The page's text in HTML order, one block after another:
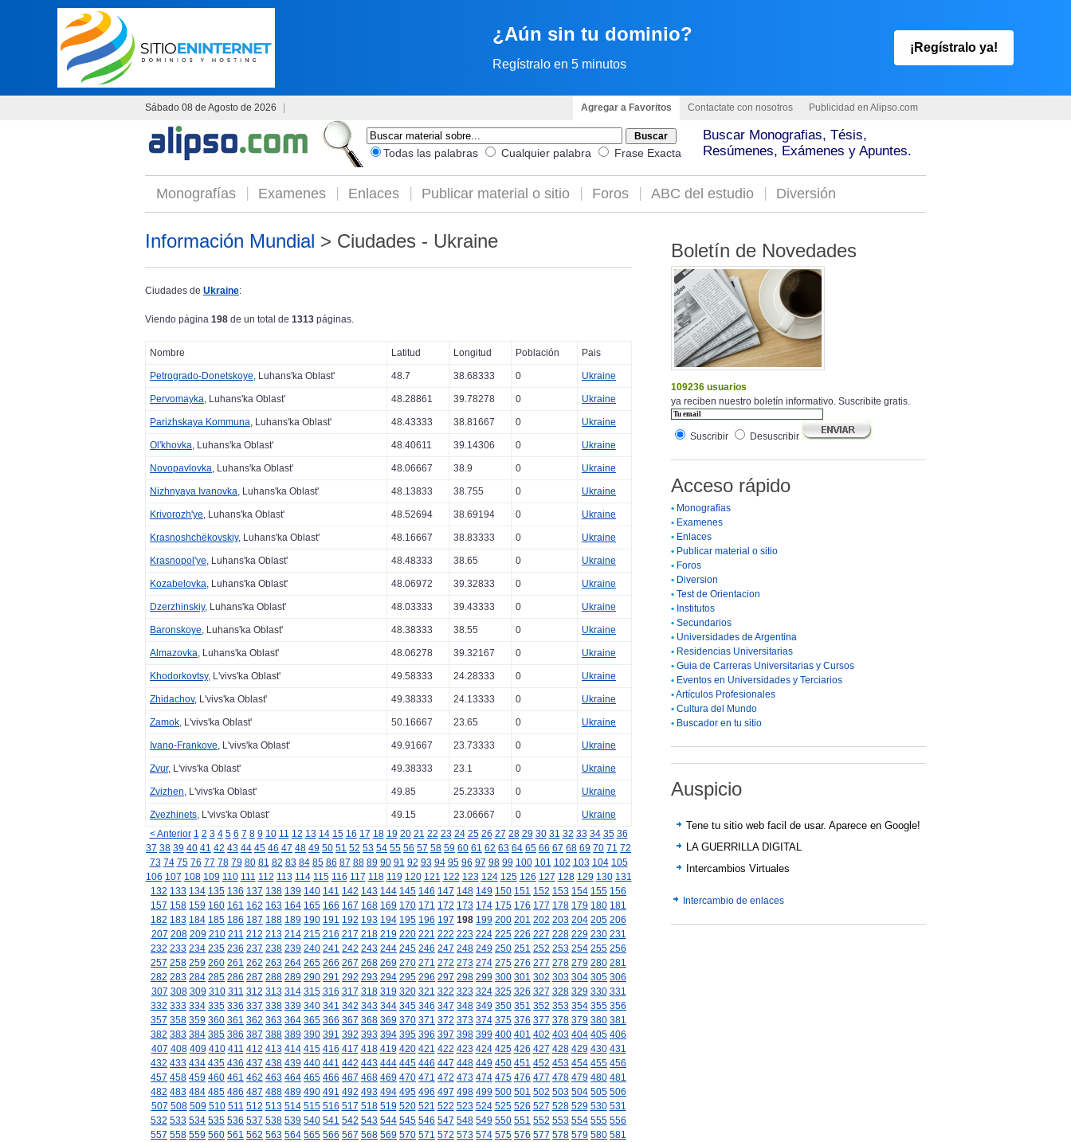
¿Aún sin tu dominio?
Regístralo en 5 minutos
¡Regístralo ya!
Sábado 08 de Agosto de 2026 Agregar a Favoritos Contactate con nosotros Publicidad en Alipso.com
Todas las palabras Cualquier palabra Frase Exacta
Buscar Monografias, Tésis,
Resúmenes, Exámenes y Apuntes.
Monografías Examenes Enlaces Publicar material o sitio Foros ABC del estudio Diversión
Información Mundial > Ciudades - Ukraine
Ciudades de Ukraine:
Viendo página 198 de un total de 1313 páginas.
Nombre Latitud Longitud Población Pais
Petrogrado-Donetskoye, Luhans'ka Oblast' 48.7 38.68333 0 Ukraine
Pervomayka, Luhans'ka Oblast' 48.28861 39.78278 0 Ukraine
Parizhskaya Kommuna, Luhans'ka Oblast' 48.43333 38.81667 0 Ukraine
Ol'khovka, Luhans'ka Oblast' 48.40611 39.14306 0 Ukraine
Novopavlovka, Luhans'ka Oblast' 48.06667 38.9 0 Ukraine
Nizhnyaya Ivanovka, Luhans'ka Oblast' 48.13833 38.755 0 Ukraine
Krivorozh'ye, Luhans'ka Oblast' 48.52694 38.69194 0 Ukraine
Krasnoshchëkovskiy, Luhans'ka Oblast' 48.16667 38.83333 0 Ukraine
Krasnopol'ye, Luhans'ka Oblast' 48.48333 38.65 0 Ukraine
Kozabelovka, Luhans'ka Oblast' 48.06972 39.32833 0 Ukraine
Dzerzhinskiy, Luhans'ka Oblast' 48.03333 39.43333 0 Ukraine
Baronskoye, Luhans'ka Oblast' 48.38333 38.55 0 Ukraine
Almazovka, Luhans'ka Oblast' 48.06278 39.32167 0 Ukraine
Khodorkovtsy, L'vivs'ka Oblast' 49.58333 24.28333 0 Ukraine
Zhidachov, L'vivs'ka Oblast' 49.38333 24.13333 0 Ukraine
Zamok, L'vivs'ka Oblast' 50.16667 23.65 0 Ukraine
Ivano-Frankove, L'vivs'ka Oblast' 49.91667 23.73333 0 Ukraine
Zvur, L'vivs'ka Oblast' 49.38333 23.1 0 Ukraine
Zvizhen, L'vivs'ka Oblast' 49.85 25.23333 0 Ukraine
Zvezhinets, L'vivs'ka Oblast' 49.15 23.06667 0
Ukraine
< Anterior 1 2 3 4 5 6 7 8 9 10 11 12 13 14 15 16 17 18 19 20 21 22 23 24 25 26 27 28 29 30 31 32 33 34 35 36
37 38 39 40 41 42 43 44 45 46 47 48 49 50 51 52 53 54 55 56 57 58 59 60 61 62 63 64 65 66 67 68 69 70 71 72
73 74 75 76 77 78 79 80 81 82 83 84 85 86 87 88 89 90 91 92 93 94 95 96 97 98 99 100 101 102 103 104 105
106 107 108 109 110 111 112 113 114 115 116 117 118 119 120 121 122 123 124 125 126 127 128 129 130 131
132 133 134 135 136 137 138 139 140 141 142 143 144 145 146 147 148 149 150 151 152 153 154 155 156
157 158 159 160 161 162 163 164 165 166 167 168 169 170 171 172 173 174 175 176 177 178 179 180 181
182 183 184 185 186 187 188 189 190 191 192 193 194 195 196 197 198 199 200 201 202 203 204 205 206
207 208 209 210 211 212 213 214 215 216 217 218 219 220 221 222 223 224 225 226 227 228 229 230 231
232 233 234 235 236 237 238 239 240 241 242 243 244 245 246 247 248 249 250 251 252 253 254 255 256
257 258 259 260 261 262 263 264 265 266 267 268 269 270 271 272 273 274 275 276 277 278 279 280 281
282 283 284 285 286 287 288 289 290 291 292 293 294 295 296 297 298 299 300 301 302 303 304 305 306
307 308 309 310 311 312 313 314 315 316 317 318 319 320 321 322 323 324 325 326 327 328 329 330 331
332 333 334 335 336 337 338 339 340 341 342 343 344 345 346 347 348 349 350 351 352 353 354 355 356
357 358 359 360 361 362 363 364 365 366 367 368 369 370 371 372 373 374 375 376 377 378 379 380 381
382 383 384 385 386 387 388 389 390 391 392 393 394 395 396 397 398 399 400 401 402 403 404 405 406
407 408 409 410 411 412 413 414 415 416 417 418 419 420 421 422 423 424 425 426 427 428 429 430 431
432 433 434 435 436 437 438 439 440 441 442 443 444 445 446 447 448 449 450 451 452 453 454 455 456
457 458 459 460 461 462 463 464 465 466 467 468 469 470 471 472 473 474 475 476 477 478 479 480 481
482 483 484 485 486 487 488 489 490 491 492 493 494 495 496 497 498 499 500 501 502 503 504 505 506
507 508 509 510 511 512 513 514 515 516 517 518 519 520 521 522 523 524 525 526 527 528 529 530 531
532 533 534 535 536 537 538 539 540 541 542 543 544 545 546 547 548 549 550 551 552 553 554 555 556
557 558 559 560 561 562 563 564 565 566 567 568 569 570 571 572 573 574 575 576 577 578 579 580 581
Boletín de Novedades
109236 usuarios
ya reciben nuestro boletín informativo. Suscribite gratis.
Suscribir Desuscribir
Acceso rápido
• Monografias
• Examenes
• Enlaces
• Publicar material o sitio
• Foros
• Diversion
• Test de Orientacion
• Institutos
• Secundarios
• Universidades de Argentina
• Residencias Universitarias
• Guia de Carreras Universitarias y Cursos
• Eventos en Universidades y Terciarios
•Artículos Profesionales
• Cultura del Mundo
• Buscador en tu sitio
Auspicio
Tene tu sitio web facil de usar. Aparece en Google!
LA GUERRILLA DIGITAL
Intercambios Virtuales
Intercambio de enlaces